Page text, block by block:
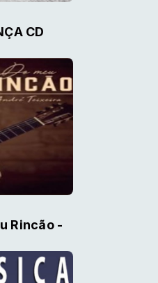
CD
Rincão -